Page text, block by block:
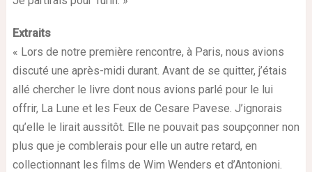
Extraits
« Lors de notre première rencontre, à Paris, nous avions
discuté une après-midi durant. Avant de se quitter, j’étais
allé chercher le livre dont nous avions parlé pour le lui
offrir, La Lune et les Feux de Cesare Pavese. J’ignorais
qu’elle le lirait aussitôt. Elle ne pouvait pas soupçonner non
plus que je comblerais pour elle un autre retard, en
collectionnant les films de Wim Wenders et d’Antonioni.